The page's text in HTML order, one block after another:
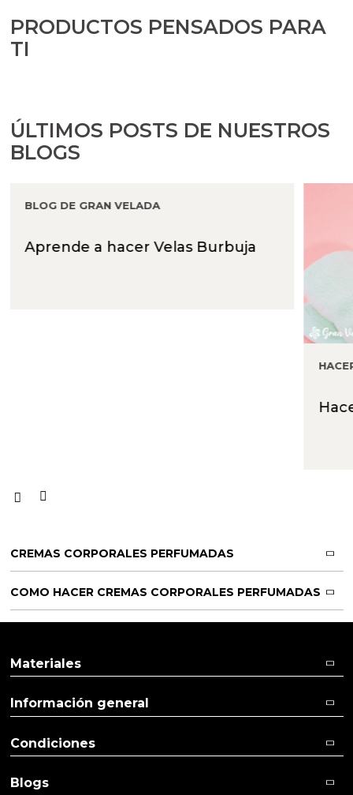
PRODUCTOS PENSADOS PARA
TI
ÚLTIMOS POSTS DE NUESTROS
BLOGS
BLOG DE GRAN VELADA
Aprende a hacer Velas Burbuja
CREMAS CORPORALES PERFUMADAS
COMO HACER CREMAS CORPORALES PERFUMADAS
Materiales
Información general
Condiciones
Blogs